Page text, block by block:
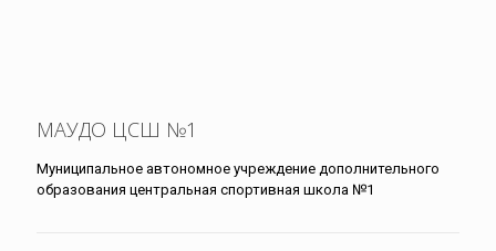
МАУДО ЦСШ №1
Муниципальное автономное учреждение дополнительного
образования центральная спортивная школа №1